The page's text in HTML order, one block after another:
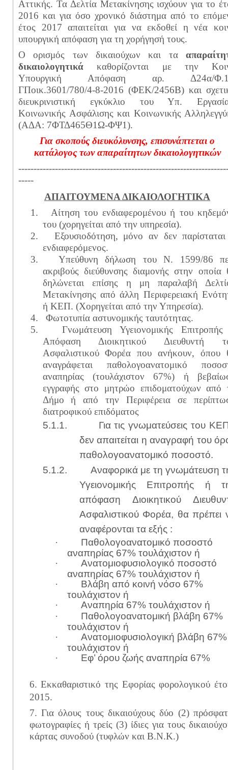
Αττικής. Τα Δελτία Μετακίνησης ισχύουν για το
2016 και για όσο χρονικό διάστημα από το
έτος 2017 απαιτείται για να εκδοθεί η νέα
υπουργική απόφαση για τη χορήγησή τους.
Ο ορισμός των δικαιούχων και τα
δικαιολογητικά καθορίζονται με την
Υπουργική Απόφαση αρ. Δ24α/
ΓΠοικ.3601/780/4-8-2016 (ΦΕΚ/2456Β) και
διευκρινιστική εγκύκλιο του Υπ.
Κοινωνικής Ασφάλισης και Κοινωνικής
(ΑΔΑ: 7ΦΤΔ465Θ1Ω-ΦΨ1).
Για σκοπούς διευκόλυνσης, επισυνάπτεται ο
κατάλογος των απαραίτητων δικαιολογητικών
-----
ΑΠΑΙΤΟΥΜΕΝΑ ΔΙΚΑΙΟΛΟΓΗΤΙΚΑ
1.
Αίτηση του ενδιαφερομένου ή του
του (χορηγείται από την υπηρεσία).
2.
Εξουσιοδότηση, μόνο αν δεν
ενδιαφερόμενος.
3.
Υπεύθυνη δήλωση του Ν. 1599/86
ακριβούς διεύθυνσης διαμονής στην οποία
δηλώνεται επίσης η μη παραλαβή
Μετακίνησης από άλλη Περιφερειακή
ή ΚΕΠ. (Χορηγείται από την Υπηρεσία).
4.
Φωτοτυπία αστυνομικής ταυτότητας.
5.
Γνωμάτευση Υγειονομικής
Απόφαση Διοικητικού Διευθυντή
Ασφαλιστικού Φορέα που ανήκουν, όπου
αναγράφεται παθολογοανατομικό
αναπηρίας (τουλάχιστον 67%) ή
εγγραφής στο μητρώο επιδοματούχων από
Δήμο ή από την Περιφέρεια σε
διατροφικού επιδόματος
5.1.1.
Για τις γνωματεύσεις του
δεν απαιτείται η αναγραφή του
παθολογοανατομικό ποσοστό.
5.1.2.
Αναφορικά με τη γνωμάτευση
Υγειονομικής Επιτροπής ή
απόφαση Διοικητικού
Ασφαλιστικού Φορέα, θα πρέπει
αναφέρονται τα εξής :
·
Παθολογοανατομικό ποσοστό
αναπηρίας 67% τουλάχιστον ή
·
Ανατομιοφυσιολογικό ποσοστό
αναπηρίας 67% τουλάχιστον ή
·
Βλάβη από κοινή νόσο 67%
τουλάχιστον ή
· Αναπηρία 67% τουλάχιστον ή
·
Παθολογοανατομική βλάβη 67%
τουλάχιστον ή
·
Ανατομιοφυσιολογική βλάβη 67%
τουλάχιστον ή
· Εφ’ όρου ζωής αναπηρία 67%
6. Εκκαθαριστικό της Εφορίας φορολογικού
2015.
7. Για όλους τους δικαιούχους δύο (2)
φωτογραφίες ή τρείς (3) ίδιες για τους
κάρτας συνοδού (τυφλών και Β.Ν.Κ.)